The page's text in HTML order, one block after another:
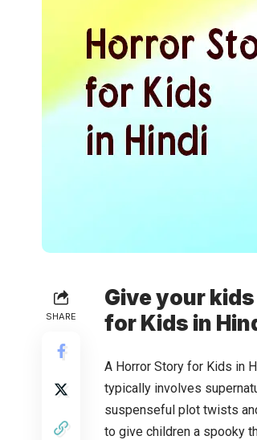
SHARE
Give your
for Kids in
A Horror Story for Kids in
typically involves
suspenseful plot twists
to give children a spooky